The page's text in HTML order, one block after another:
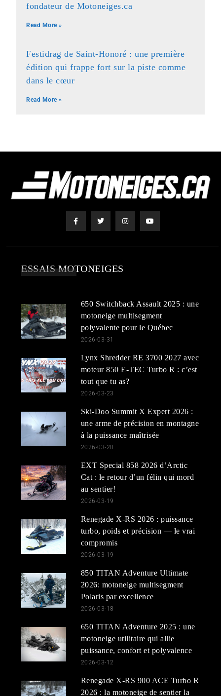
fondateur de Motoneiges.ca
Read More »
Festidrag de Saint-Honoré : une première
édition qui frappe fort sur la piste comme
dans le cœur
Read More »
ESSAIS MOTONEIGES
650 Switchback Assault 2025 : une
motoneige multisegment
polyvalente pour le Québec
2026-03-31
Lynx Shredder RE 3700 2027 avec
moteur 850 E-TEC Turbo R : c’est
tout que tu as?
2026-03-23
Ski-Doo Summit X Expert 2026 :
une arme de précision en montagne
à la puissance maîtrisée
2026-03-20
EXT Special 858 2026 d’Arctic
Cat : le retour d’un félin qui mord
au sentier!
2026-03-19
Renegade X-RS 2026 : puissance
turbo, poids et précision — le vrai
compromis
2026-03-19
850 TITAN Adventure Ultimate
2026: motoneige multisegment
Polaris par excellence
2026-03-18
650 TITAN Adventure 2025 : une
motoneige utilitaire qui allie
puissance, confort et polyvalence
2026-03-12
Renegade X-RS 900 ACE Turbo R
2026 : la motoneige de sentier la